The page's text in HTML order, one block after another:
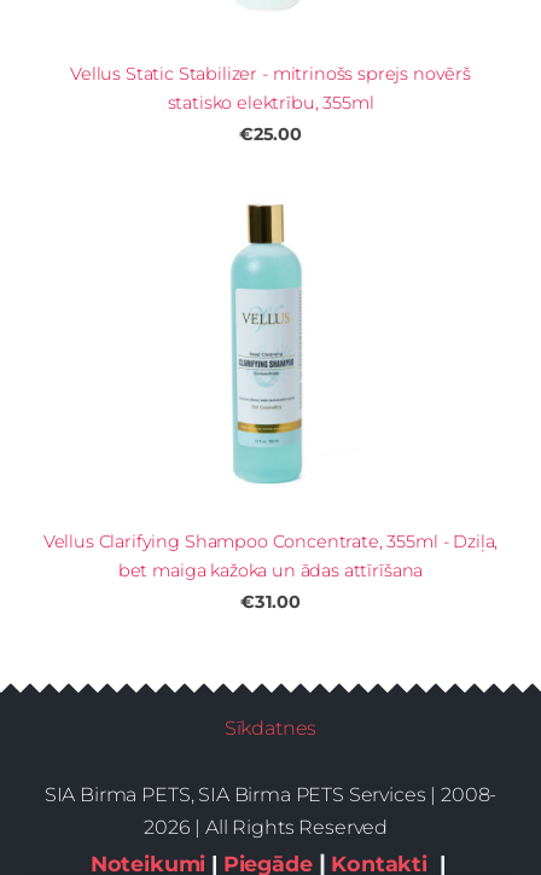
Vellus Static Stabilizer - mitrinošs sprejs novērš
statisko elektrību, 355ml
€25.00
Vellus Clarifying Shampoo Concentrate, 355ml - Dziļa,
bet maiga kažoka un ādas attīrīšana
€31.00
Sīkdatnes
SIA Birma PETS, SIA Birma PETS Services | 2008-
2026 | All Rights Reserved
Noteikumi | Piegāde | Kontakti|